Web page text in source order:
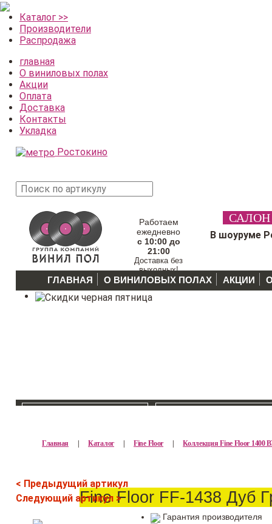
Каталог >>
Производители
Распродажа
главная
О виниловых полах
Акции
Оплата
Доставка
Контакты
Укладка
Ростокино
товара
Работаем
ежедневно
с 10:00 до
21:00
Доставка без
выходных!
В шоуруме
ГЛАВНАЯ О ВИНИЛОВЫХ ПОЛАХ АКЦИИ
Главная Каталог Fine Floor Коллекция Fine Floor 1400
< Предыдущий артикул
Следующий артикул >Fine Floor FF-1438 Дуб
Гарантия производителя